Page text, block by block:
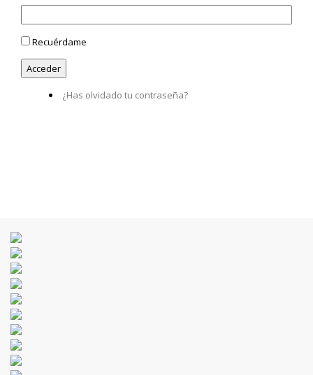
Recuérdame
¿Has olvidado tu contraseña?